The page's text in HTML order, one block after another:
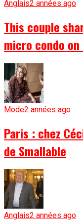
Anglais2 années ago
This couple
micro condo
Mode2 années ago
Paris : chez
de Smallable
Anglais2 années ago